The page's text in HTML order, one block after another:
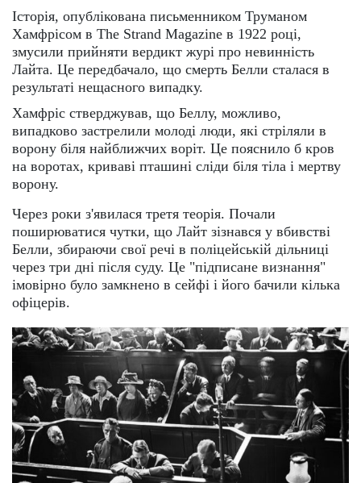
Історія, опублікована письменником Труманом
Хамфрісом в The Strand Magazine в 1922 році,
змусили прийняти вердикт журі про невинність
Лайта. Це передбачало, що смерть Белли сталася в
результаті нещасного випадку.
Хамфріс стверджував, що Беллу, можливо,
випадково застрелили молоді люди, які стріляли в
ворону біля найближчих воріт. Це пояснило б кров
на воротах, криваві пташині сліди біля тіла і мертву
ворону.
Через роки з'явилася третя теорія. Почали
поширюватися чутки, що Лайт зізнався у вбивстві
Белли, збираючи свої речі в поліцейській дільниці
через три дні після суду. Це "підписане визнання"
імовірно було замкнено в сейфі і його бачили кілька
офіцерів.